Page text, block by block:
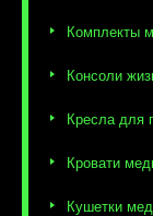
Комплекты
Консоли
Кресла для
Кровати
Кушетки